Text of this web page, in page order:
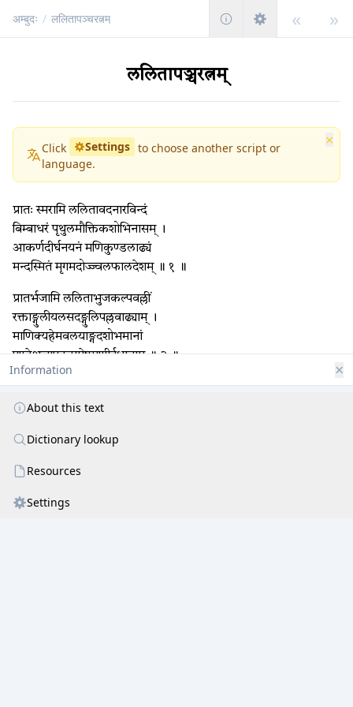
ललितापञ्चरत्नम्
Click Settings to choose another script or
language.
×
प्रातः स्मरामि ललितावदनारविन्दं
बिम्बाधरं पृथुलमौक्तिकशोभिनासम् ।
आकर्णदीर्घनयनं मणिकुण्डलाढ्यं
मन्दस्मितं मृगमदोज्ज्वलफालदेशम् ॥ १ ॥
प्रातर्भजामि ललिताभुजकल्पवल्लीं
रक्ताङ्गुलीयलसदङ्गुलिपल्लवाढ्याम् ।
माणिक्यहेमवलयाङ्गदशोभमानां
पुण्ड्रेक्षुचापकुसुमेषुसृणीर्दधानाम् ॥ २ ॥
प्रातर्नमामि ललिताचरणारविन्दं
भक्तेष्टदाननिरतं भवसिन्धुपोतम् ।
पद्माङ्कुशध्वजसुदर्शनलाञ्छनाढ्यम् ॥ ३ ॥
प्रातः स्तुवे परशिवां ललितां भवानीं
त्रय्यन्तवेद्यविभवां करुणानवद्याम् ।
विश्वस्य सृष्टिविलयस्थितिहेतुभूतां
अम्बुदः / ललितापञ्चरत्नम् « »
Information ×
About this text
Dictionary lookup
Resources
Settings